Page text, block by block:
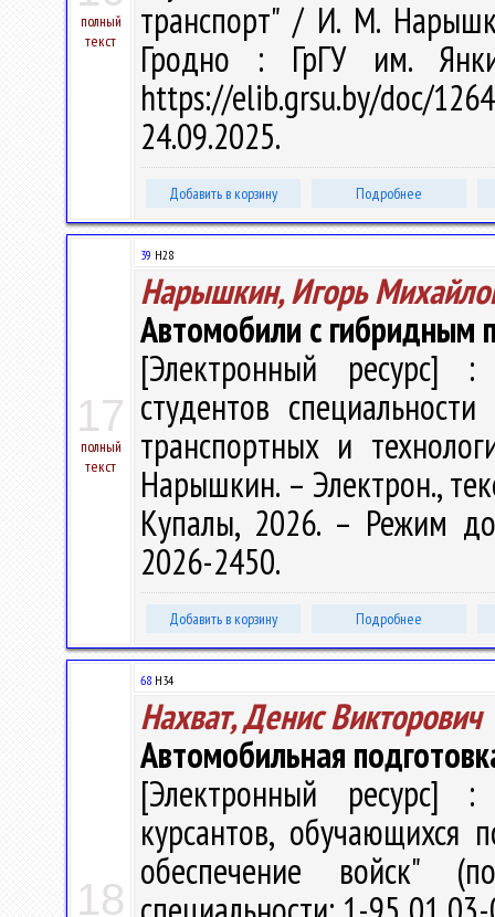
полный
текст
транспорт" / И. М.
Гродно : ГрГУ им.
https://elib.grsu.by/doc/
24.09.2025.
Добавить в корзину Подробнее
17
полный
текст
39 Н28
Нарышкин, Игорь
Автомобили с гибридным
[Электронный ресурс] :
студентов
транспортных и
Нарышкин. – Электрон.,
Купалы, 2026. – Режим
2026-2450.
Добавить в корзину Подробнее
18
68 Н34
Нахват, Денис Викторович
Автомобильная
[Электронный ресурс] :
курсантов, обучающихся
обеспечение войск"